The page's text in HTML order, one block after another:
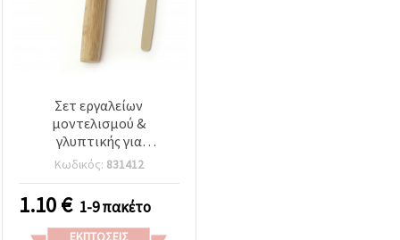
Σετ εργαλείων
μοντελισμού &
γλυπτικής για
χειροτεχνίες - 3 τεμ.
Κωδικός: 831412
1.10€ 1-9 πακέτο
ΕΚΠΤΏΣΕΙΣ